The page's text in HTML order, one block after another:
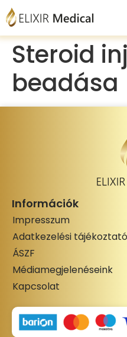
Steroid
beadása
Információk
Impresszum
Adatkezelési tájékoztató
ÁSZF
Médiamegjelenéseink
Kapcsolat